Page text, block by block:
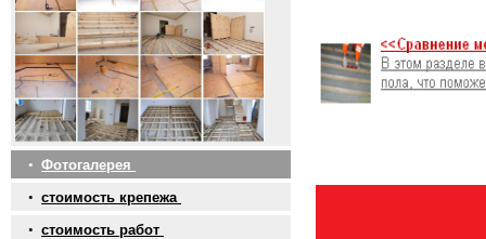
• Фотогалерея
• стоимость крепежа
• стоимость работ